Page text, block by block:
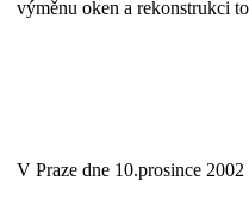
výměnu oken a rekonstrukci
V Praze dne 10.prosince 2002